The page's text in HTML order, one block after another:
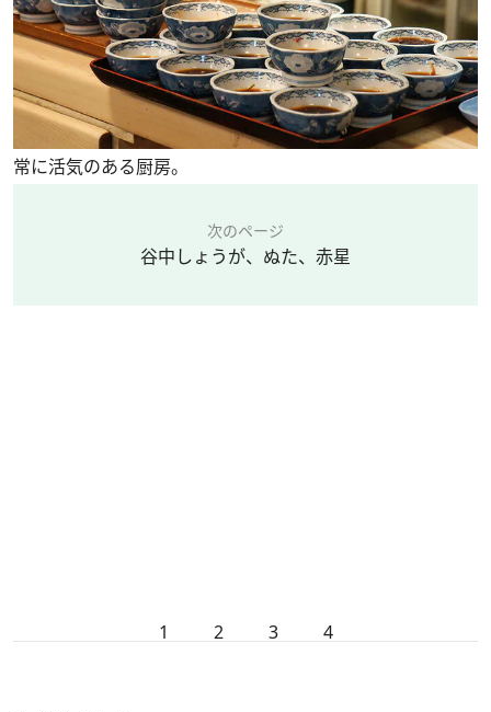
常に活気のある厨房。
次のページ
谷中しょうが、ぬた、赤星
1 2 3 4